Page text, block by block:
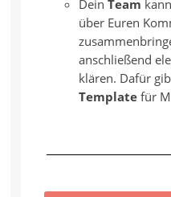
DeinTeam
über Euren
anschließend
klären. Dafür
Template für